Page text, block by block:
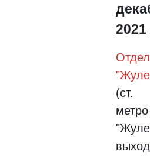
2021
(ст.
метро
выход